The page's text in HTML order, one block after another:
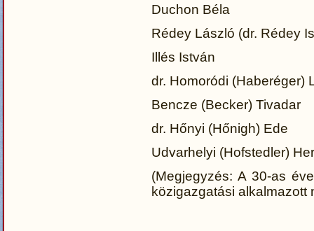
Duchon Béla
Rédey László (dr. Rédey
Illés István
dr. Homoródi (Haberéger)
Bencze (Becker) Tivadar
dr. Hőnyi (Hőnigh) Ede
Udvarhelyi (Hofstedler)
(Megjegyzés: A 30-as
közigazgatási alkalmazott